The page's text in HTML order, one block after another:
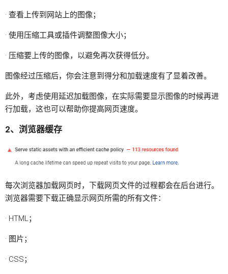
· 查看上传到网站上的图像；
· 使用压缩工具或插件调整图像大小；
· 压缩要上传的图像，以避免再次获得低分。
图像经过压缩后，你会注意到得分和加载速度有了显着改善。
此外，考虑使用延迟加载图像，在实际需要显示图像的时候再进
行加载，这也可以帮助你提高网页速度。
2、浏览器缓存
每次浏览器加载网页时，下载网页文件的过程都会在后台进行。
浏览器需要下载正确显示网页所需的所有文件：
· HTML；
· 图片；
· CSS；